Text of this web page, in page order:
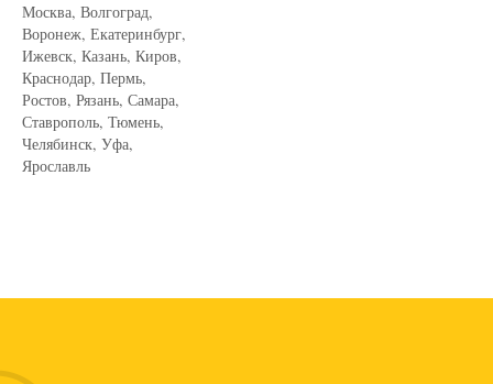
Москва, Волгоград,
Воронеж, Екатеринбург,
Ижевск, Казань, Киров,
Краснодар, Пермь,
Ростов, Рязань, Самара,
Ставрополь, Тюмень,
Челябинск, Уфа,
Ярославль